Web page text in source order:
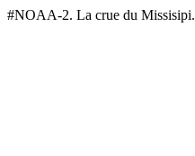
#NOAA-2. La crue du Missisipi.